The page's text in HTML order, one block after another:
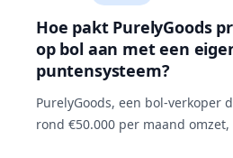
Hoe pakt PurelyGoods
op bol aan met een
puntensysteem?
PurelyGoods, een bol-verkoper
rond €50.000 per maand